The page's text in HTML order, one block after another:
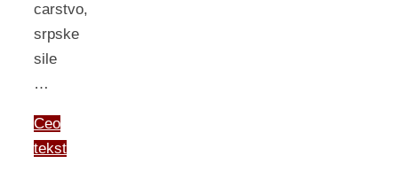
carstvo,
srpske
sile
…
Ceo
tekst